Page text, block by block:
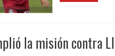
la misión contra